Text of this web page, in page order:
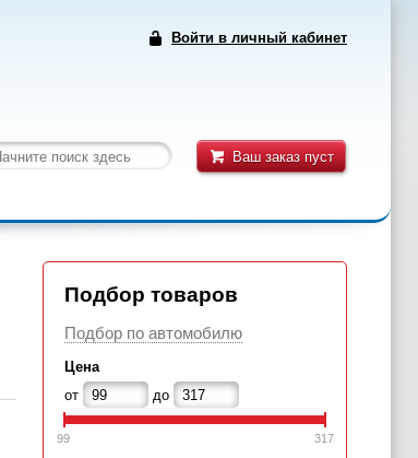
Войти в личный кабинет
Ваш заказ пуст
Подбор товаров
Подбор по автомобилю
Цена
от
до
99 317